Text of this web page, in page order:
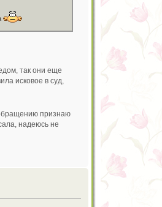
так они еще
исковое в суд,
признаю
надеюсь не